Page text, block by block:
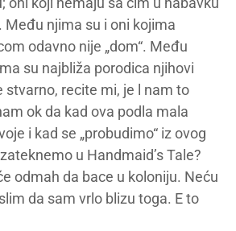
Među njima su i oni kojima
odavno nije „dom“. Među
su najbliža porodica njihovi
stvarno, recite mi, je l nam to
ok da kad ova podla mala
i kad se „probudimo“ iz ovog
u Handmaid’s Tale?
odmah da bace u koloniju. Neću
da sam vrlo blizu toga. E to